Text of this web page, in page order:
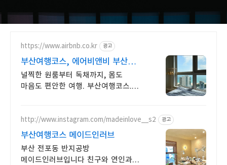
https://www.airbnb.co.kr 광고
부산여행코스, 에어비앤비 부산
오션뷰 감성 숙소
널찍한 원룸부터 독채까지, 몸도
마음도 편안한 여행. 부산여행코스.
만나보세요.
http://www.instagram.com/madeinlove__s2 광고
부산여행코스 메이드인러브
부산 전포동 반지공방
메이드인러브입니다 친구와 연인과